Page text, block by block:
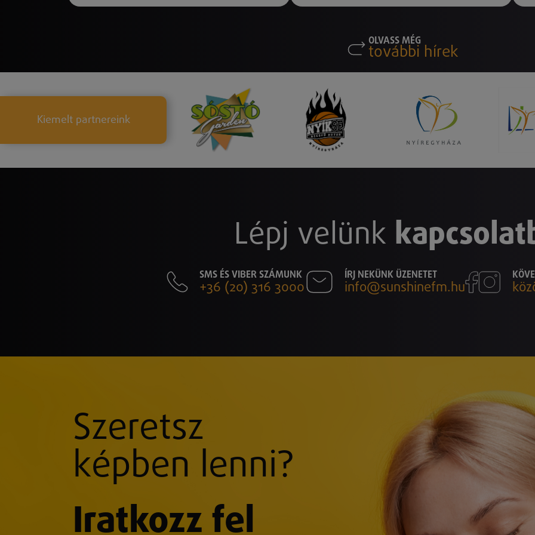
OLVASS MÉG
további hírek
Kiemelt partnereink
Lépj velünk
SMS ÉS VIBER SZÁMUNK
+36 (20) 316 3000
ÍRJ NEKÜNK ÜZENETET
info@sunshinefm.hu
Szeretsz
képben lenni?
Iratkozz fel